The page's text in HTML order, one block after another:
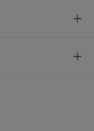
1,95€